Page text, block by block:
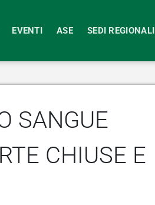
EVENTI ASE SEDI REGIONALI
SANGUE
CHIUSE E